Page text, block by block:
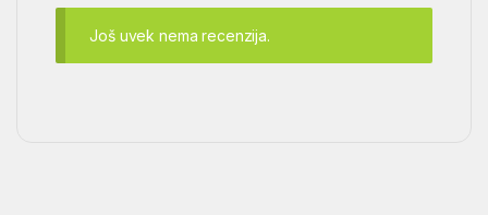
Još uvek nema recenzija.